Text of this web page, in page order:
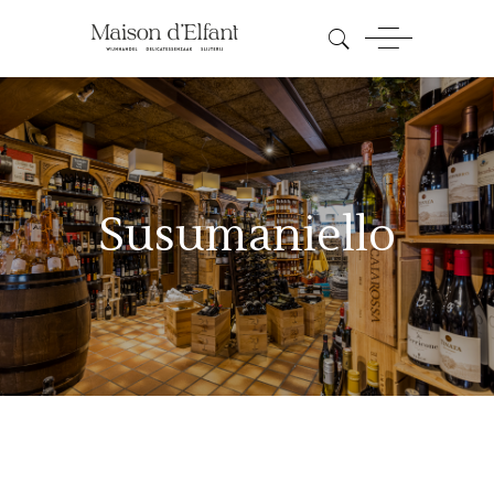
Susumaniello